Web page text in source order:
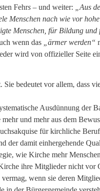
Fehrs – und weiter: „Aus
Menschen nach wie vor
Menschen, für Bildung
wenn das
„ärmer werden“
wird von offizieller Seite
bedeutet vor allem, dass
Ausdünnung der
und mehr aus dem
für kirchliche
der damit einhergehende
wie Kirche mehr
ihre Mitglieder nicht vor
wenn sie deren